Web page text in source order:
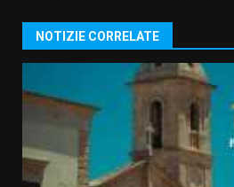
NOTIZIE CORRELATE